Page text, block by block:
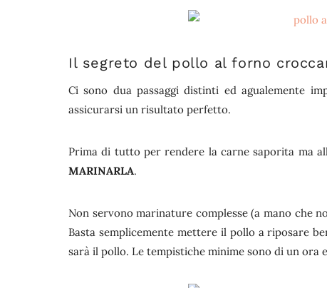
Il segreto del pollo al forno
Ci sono dua passaggi distinti ed agualemente
assicurarsi un risultato perfetto.
Prima di tutto per rendere la carne saporita ma
MARINARLA.
Non servono marinature complesse (a mano che
Basta semplicemente mettere il pollo a riposare
sarà il pollo. Le tempistiche minime sono di un ora